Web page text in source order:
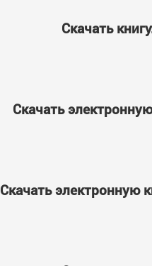
Скачать
Скачать
Скачать электронную